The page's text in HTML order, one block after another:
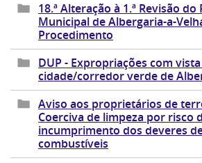
18.ª Alteração à 1.ª Revisão
Municipal de Albergaria-a-
Procedimento
DUP - Expropriações com
cidade/corredor verde de
Aviso aos proprietários de
Coerciva de limpeza por risco
incumprimento dos deveres
combustíveis